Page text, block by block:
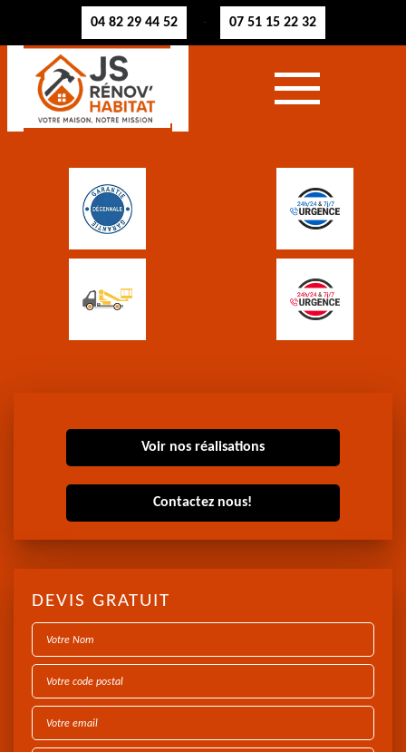
04 82 29 44 52 - 07 51 15 22 32
Voir nos réalisations
Contactez nous!
DEVIS GRATUIT